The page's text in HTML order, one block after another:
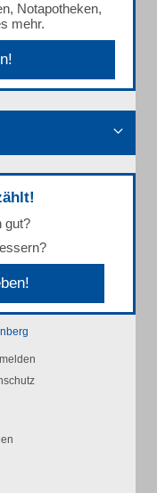
Notapotheken,
mehr.
gut?